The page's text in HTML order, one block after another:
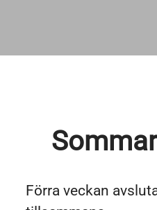
Förra veckan